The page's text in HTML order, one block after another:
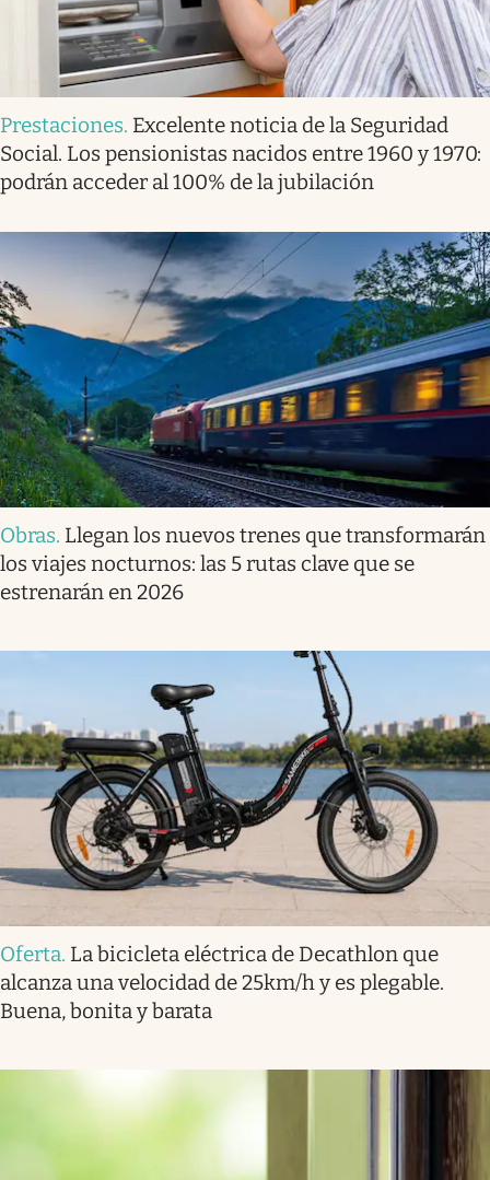
Prestaciones. Excelente noticia de la Seguridad
Social. Los pensionistas nacidos entre 1960 y 1970:
podrán acceder al 100% de la jubilación
Obras. Llegan los nuevos trenes que transformarán
los viajes nocturnos: las 5 rutas clave que se
estrenarán en 2026
Oferta. La bicicleta eléctrica de Decathlon que
alcanza una velocidad de 25km/h y es plegable.
Buena, bonita y barata